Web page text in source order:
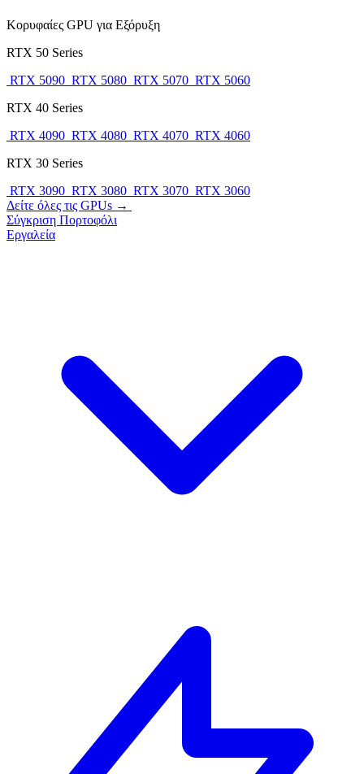
Κορυφαίες GPU για Εξόρυξη
RTX 50 Series
RTX 5090 RTX 5080 RTX 5070 RTX 5060
RTX 40 Series
RTX 4090 RTX 4080 RTX 4070 RTX 4060
RTX 30 Series
RTX 3090 RTX 3080 RTX 3070 RTX 3060
Δείτε όλες τις GPUs →
Σύγκριση Πορτοφόλι
Εργαλεία